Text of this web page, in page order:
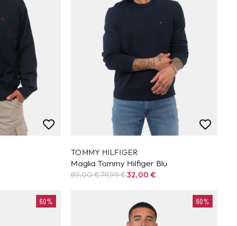
TOMMY HILFIGER
Maglia Tommy Hilfiger Blu
89,00 €79,99€32,00 €
60% 60%